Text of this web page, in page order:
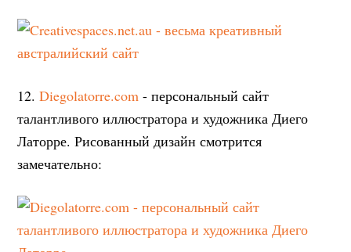
12.Diegolatorre.com - персональный сайт
талантливого иллюстратора и художника Диего
Латорре. Рисованный дизайн смотрится
замечательно: